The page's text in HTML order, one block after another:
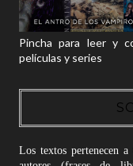
Pincha para leer y
películas y series
Los textos pertenecen a